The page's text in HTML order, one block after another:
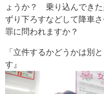
ょうか？ 乗り込んできた
ずり下ろすなどして降車
罪に問われますか？
「立件するかどうかは別
す』